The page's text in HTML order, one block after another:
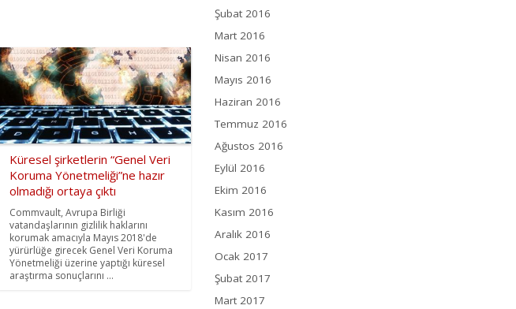
Küresel şirketlerin “Genel Veri
Koruma Yönetmeliği”ne hazır
olmadığı ortaya çıktı
Commvault, Avrupa Birliği
vatandaşlarının gizlilik haklarını
korumak amacıyla Mayıs 2018'de
yürürlüğe girecek Genel Veri Koruma
Yönetmeliği üzerine yaptığı küresel
araştırma sonuçlarını ...
Şubat 2016
Mart 2016
Nisan 2016
Mayıs 2016
Haziran 2016
Temmuz 2016
Ağustos 2016
Eylül 2016
Ekim 2016
Kasım 2016
Aralık 2016
Ocak 2017
Şubat 2017
Mart 2017